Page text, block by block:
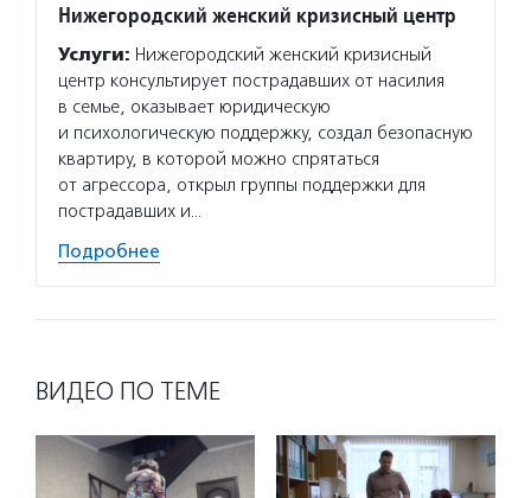
Нижегородский женский кризисный центр
Услуги: Нижегородский женский кризисный
центр консультирует пострадавших от насилия
в семье, оказывает юридическую
и психологическую поддержку, создал безопасную
квартиру, в которой можно спрятаться
от агрессора, открыл группы поддержки для
пострадавших и…
Подробнее
ВИДЕО ПО ТЕМЕ